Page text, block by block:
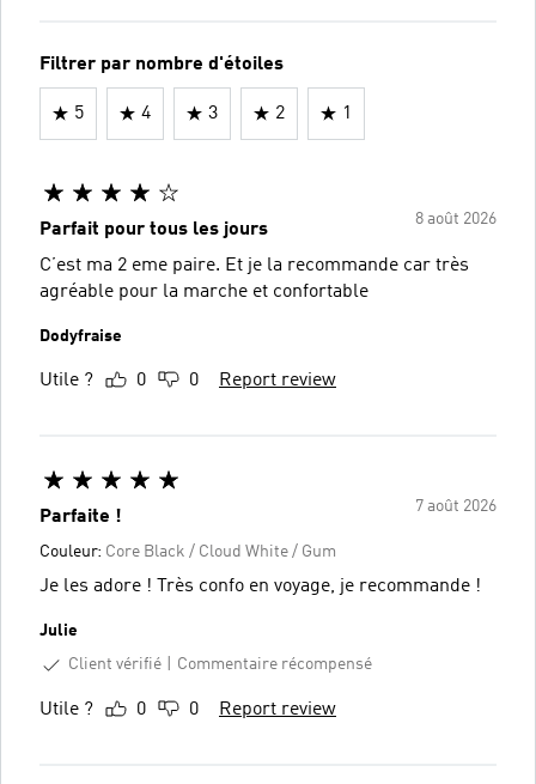
Filtrer par nombre d'étoiles
5 4 3 2 1
8 août 2026
Parfait pour tous les jours
C’est ma 2 eme paire. Et je la recommande car très
agréable pour la marche et confortable
Dodyfraise
Utile ? 0 0 Report review
7 août 2026
Parfaite !
Couleur: Core Black / Cloud White / Gum
Je les adore ! Très confo en voyage, je recommande !
Julie
Client vérifié
Commentaire récompensé
Utile ? 0 0 Report review